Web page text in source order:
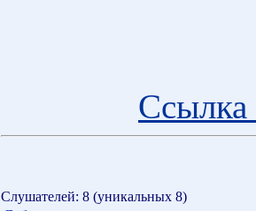
Ссылка
Слушателей: 8 (уникальных 8)